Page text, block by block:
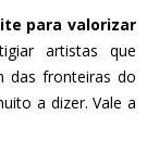
para valorizar
artistas que
das fronteiras do
a dizer. Vale a